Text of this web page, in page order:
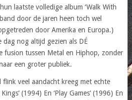
laatste volledige album ‘Walk With
door de jaren heen toch wel
door Amerika en Europa.)
nog altijd gezien als DÉ
fusion tussen Metal en Hiphop, zonder
een groter publiek.
veel aandacht kreeg met echte
(1994) En ‘Play Games’ (1996) En